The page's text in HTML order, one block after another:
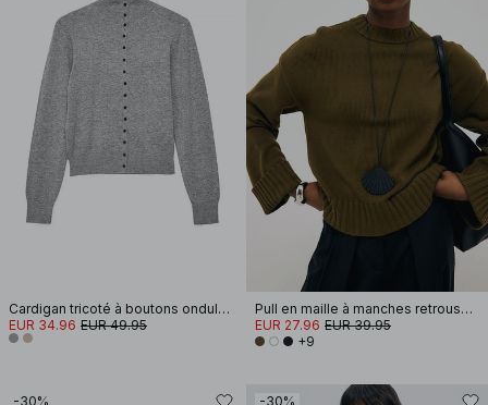
Cardigan tricoté à boutons ondulés
EUR 34.96 EUR 49.95
Pull en maille à manches retroussées
EUR 27.96 EUR 39.95
+9
-30% -30%